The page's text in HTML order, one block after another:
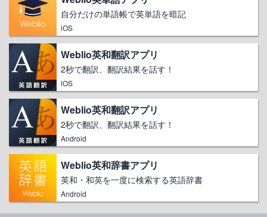
自分だけの単語帳で英単語を暗記
iOS
Weblio英和翻訳アプリ
2秒で翻訳、翻訳結果を話す！
iOS
Weblio英和翻訳アプリ
2秒で翻訳、翻訳結果を話す！
Android
Weblio英和辞書アプリ
英和・和英を一度に検索する英語辞書
Android